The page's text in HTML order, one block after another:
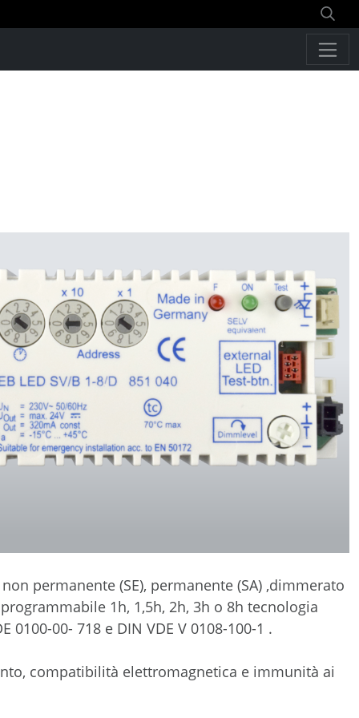
permanente (SE), permanente (SA) ,dimmerato
1h, 1,5h, 2h, 3h o 8h tecnologia
00- 718 e DIN VDE V 0108-100-1 .
compatibilità elettromagnetica e immunità ai